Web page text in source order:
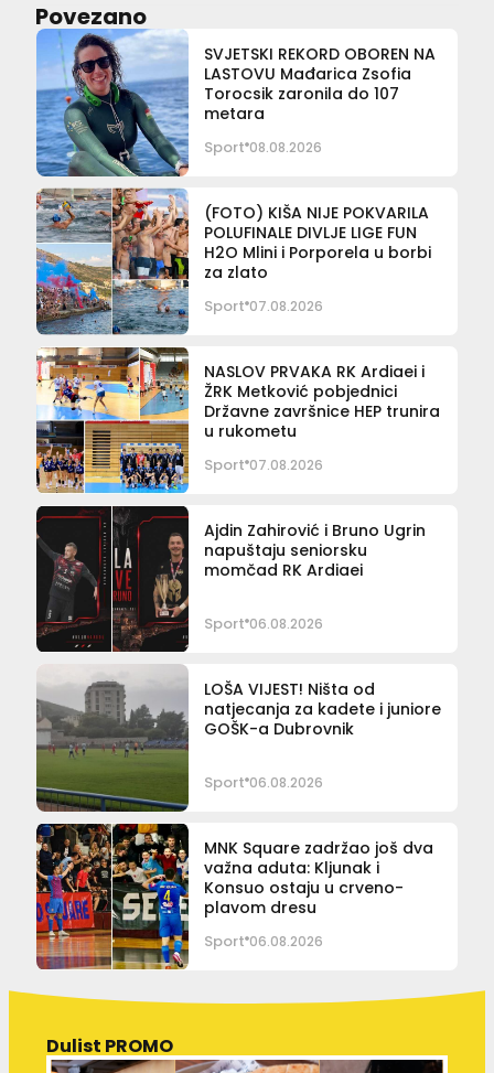
Povezano
SVJETSKI REKORD OBOREN NA
LASTOVU Mađarica Zsofia
Torocsik zaronila do 107
metara
Sport 08.08.2026
(FOTO) KIŠA NIJE POKVARILA
POLUFINALE DIVLJE LIGE FUN
H2O Mlini i Porporela u borbi
za zlato
Sport 07.08.2026
NASLOV PRVAKA RK Ardiaei i
ŽRK Metković pobjednici
Državne završnice HEP trunira
u rukometu
Sport 07.08.2026
Ajdin Zahirović i Bruno Ugrin
napuštaju seniorsku
momčad RK Ardiaei
Sport 06.08.2026
LOŠA VIJEST! Ništa od
natjecanja za kadete i juniore
GOŠK-a Dubrovnik
Sport 06.08.2026
MNK Square zadržao još dva
važna aduta: Kljunak i
Konsuo ostaju u crveno-
plavom dresu
Sport 06.08.2026
Dulist PROMO